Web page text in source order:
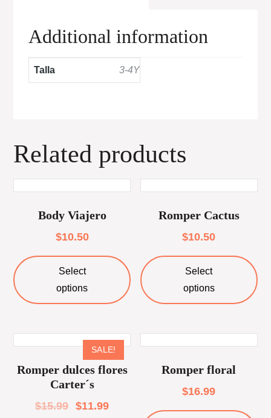
Additional information
Talla 3-4Y
Related products
Body Viajero
$10.50
Select
options
Romper Cactus
$10.50
Select
options
SALE!
Romper dulces flores
Carter´s
$15.99 $11.99
Romper floral
$16.99